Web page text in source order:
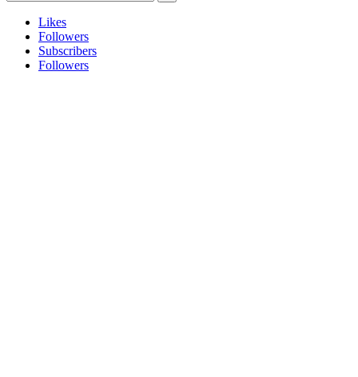
Likes
Followers
Subscribers
Followers